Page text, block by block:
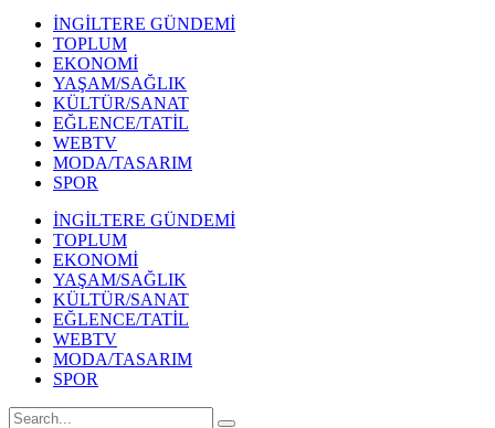
İNGİLTERE GÜNDEMİ
TOPLUM
EKONOMİ
YAŞAM/SAĞLIK
KÜLTÜR/SANAT
EĞLENCE/TATİL
WEBTV
MODA/TASARIM
SPOR
İNGİLTERE GÜNDEMİ
TOPLUM
EKONOMİ
YAŞAM/SAĞLIK
KÜLTÜR/SANAT
EĞLENCE/TATİL
WEBTV
MODA/TASARIM
SPOR